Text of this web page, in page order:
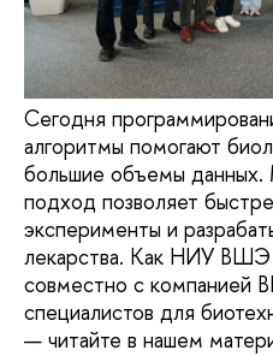
Сегодня
алгоритмы помогают
большие объемы
подход позволяет
эксперименты и
лекарства. Как НИУ
совместно с компанией
специалистов для
— читайте в нашем